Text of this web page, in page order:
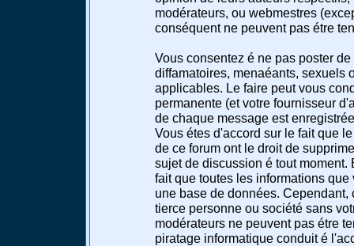
modérateurs, ou webmestres
conséquent ne peuvent pas étre
Vous consentez é ne pas poster
diffamatoires, menaéants, sexuels
applicables. Le faire peut vous
permanente (et votre fournisseur
de chaque message est
Vous étes d'accord sur le fait que
de ce forum ont le droit de
sujet de discussion é tout
fait que toutes les informations
une base de données.
tierce personne ou société sans
modérateurs ne peuvent pas étre
piratage informatique conduit é